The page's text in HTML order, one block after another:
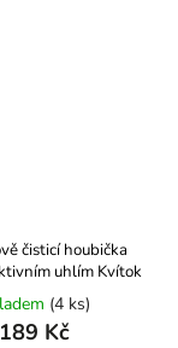
čisticí houbička
uhlím Kvítok
(4 ks)
189 Kč